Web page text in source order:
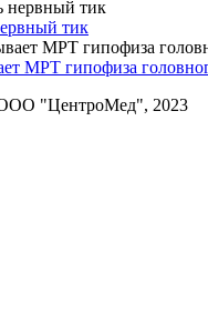
тик
МРТ гипофиза
ООО "ЦентроМед", 2023